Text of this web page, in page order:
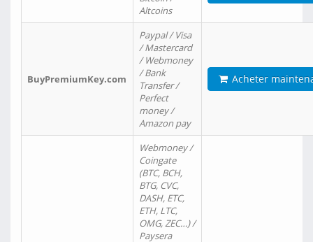
Altcoins
BuyPremiumKey.com
Paypal / Visa
/ Mastercard
/ Webmoney
/ Bank
Transfer /
Perfect
money /
Amazon pay
Acheter
Webmoney /
Coingate
(BTC, BCH,
BTG, CVC,
DASH, ETC,
ETH, LTC,
OMG, ZEC…) /
Paysera